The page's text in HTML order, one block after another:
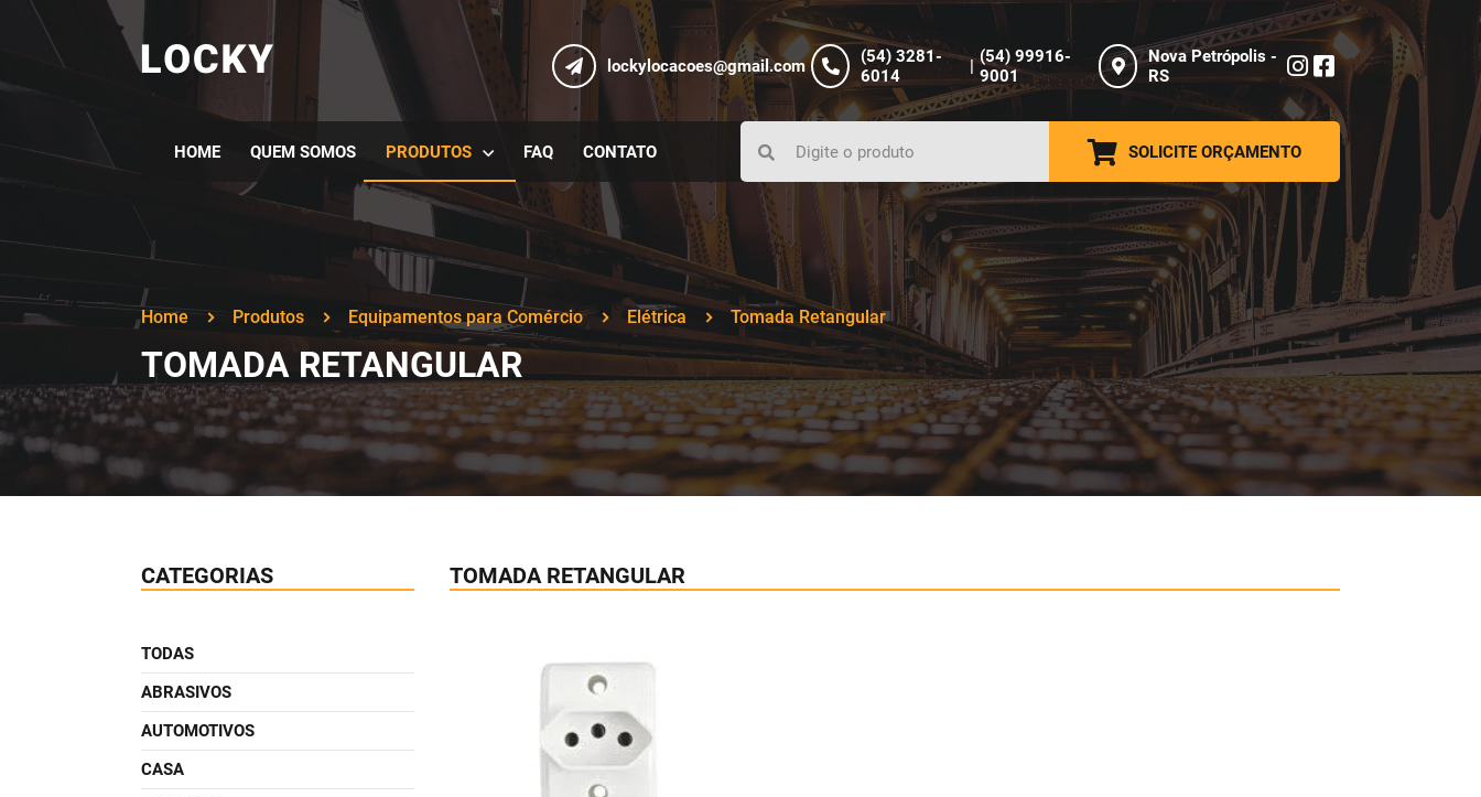
lockylocacoes@gmail.com
(54) 3281-
6014
| (54) 99916-
9001
Nova Petrópolis -
RS
HOME QUEM SOMOS PRODUTOS FAQ CONTATO SOLICITE ORÇAMENTO
Home Produtos Equipamentos para Comércio Elétrica Tomada Retangular
TOMADA RETANGULAR
CATEGORIAS
TODAS
ABRASIVOS
AUTOMOTIVOS
CASA
TOMADA RETANGULAR